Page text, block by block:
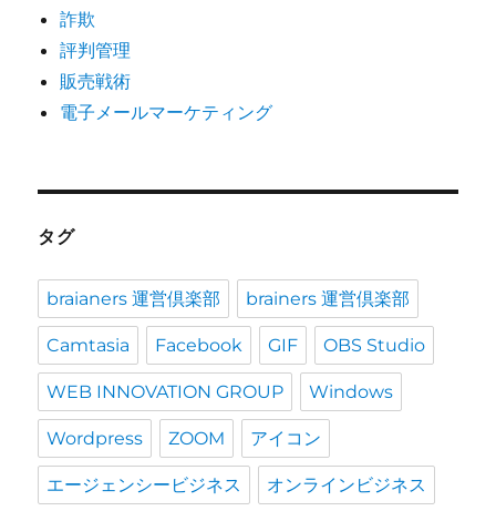
詐欺
評判管理
販売戦術
電子メールマーケティング
タグ
braianers 運営倶楽部 brainers 運営倶楽部
Camtasia Facebook GIF OBS Studio
WEB INNOVATION GROUP Windows
Wordpress ZOOM アイコン
エージェンシービジネス オンラインビジネス